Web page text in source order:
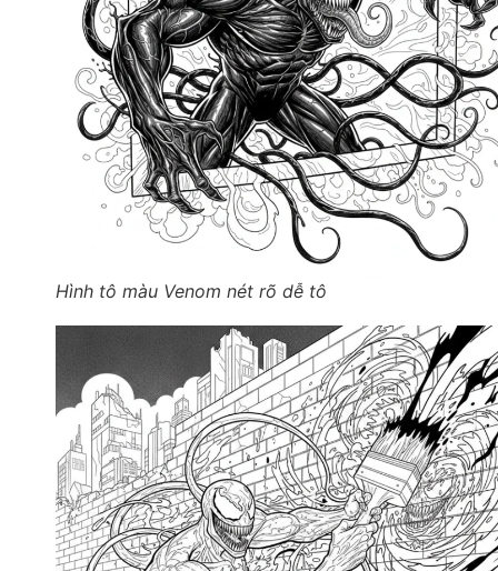
Hình tô màu Venom nét rõ dễ tô